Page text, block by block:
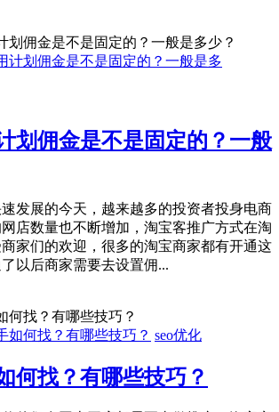
划佣金是不是固定的？一般是多少？
划佣金是不是固定的？一般
展的今天，越来越多的投资者投身电商
店数量也不断增加，淘宝客推广方式在淘
家们的欢迎，很多的淘宝商家都有开通这
以后商家需要去设置佣...
何找？有哪些技巧？
seo优化
何找？有哪些技巧？